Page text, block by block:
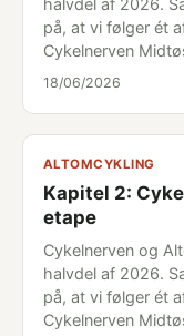
halvdel af 2026.
på, at vi følger ét
Cykelnerven
18/06/2026
ALTOMCYKLING
Kapitel 2:
etape
Cykelnerven og
halvdel af 2026.
på, at vi følger ét
Cykelnerven